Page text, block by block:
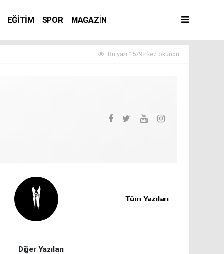
EĞİTİM SPOR MAGAZİN
Bu yazı 1579+ kez okundu.
Tüm Yazıları
Diğer Yazıları